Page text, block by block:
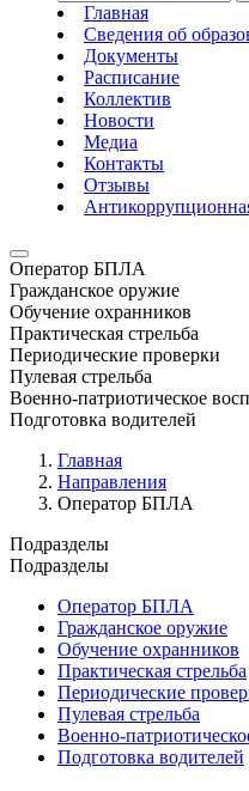
Главная
Сведения об
Документы
Расписание
Коллектив
Новости
Медиа
Контакты
Отзывы
Оператор БПЛА
Гражданское оружие
Обучение охранников
Практическая стрельба
Периодические проверки
Пулевая стрельба
Военно-патриотическое
Подготовка водителей
Главная
Направления
Оператор БПЛА
Подразделы
Подразделы
Оператор БПЛА
Гражданское оружие
Обучение охранников
Практическая стрельба
Периодические
Пулевая стрельба
Военно-
Подготовка водителей